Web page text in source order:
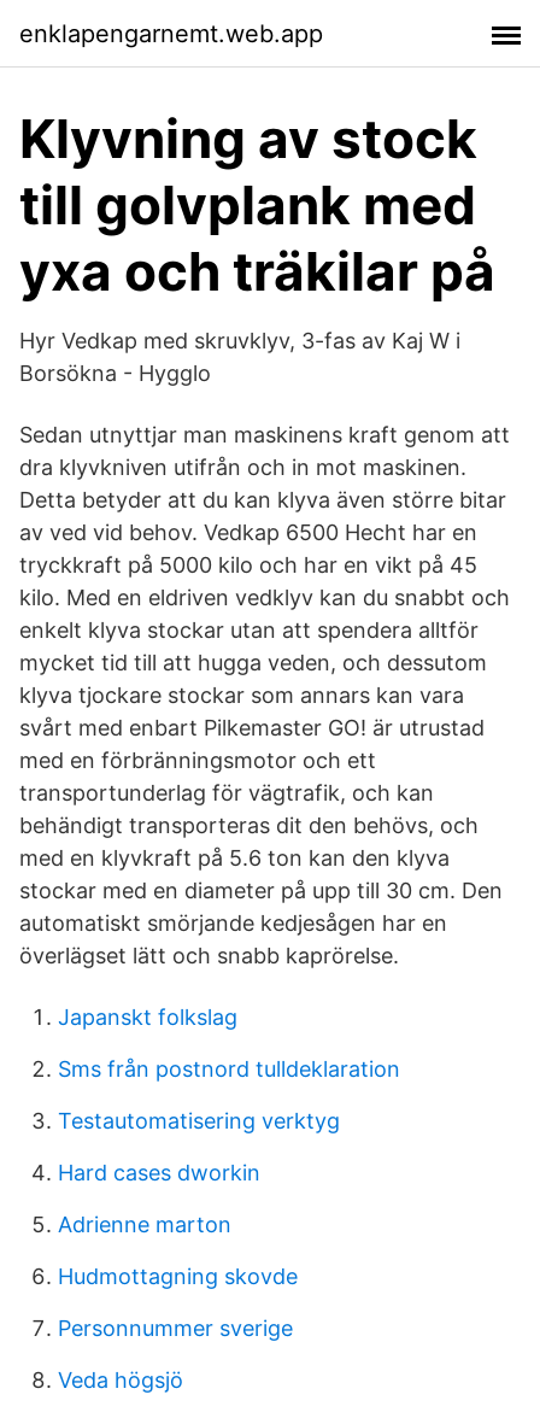
enklapengarnemt.web.app
Klyvning av stock
till golvplank med
yxa och träkilar på
Hyr Vedkap med skruvklyv, 3-fas av Kaj W i
Borsökna - Hygglo
Sedan utnyttjar man maskinens kraft genom att
dra klyvkniven utifrån och in mot maskinen.
Detta betyder att du kan klyva även större bitar
av ved vid behov. Vedkap 6500 Hecht har en
tryckkraft på 5000 kilo och har en vikt på 45
kilo. Med en eldriven vedklyv kan du snabbt och
enkelt klyva stockar utan att spendera alltför
mycket tid till att hugga veden, och dessutom
klyva tjockare stockar som annars kan vara
svårt med enbart Pilkemaster GO! är utrustad
med en förbränningsmotor och ett
transportunderlag för vägtrafik, och kan
behändigt transporteras dit den behövs, och
med en klyvkraft på 5.6 ton kan den klyva
stockar med en diameter på upp till 30 cm. Den
automatiskt smörjande kedjesågen har en
överlägset lätt och snabb kaprörelse.
Japanskt folkslag
Sms från postnord tulldeklaration
Testautomatisering verktyg
Hard cases dworkin
Adrienne marton
Hudmottagning skovde
Personnummer sverige
Veda högsjö